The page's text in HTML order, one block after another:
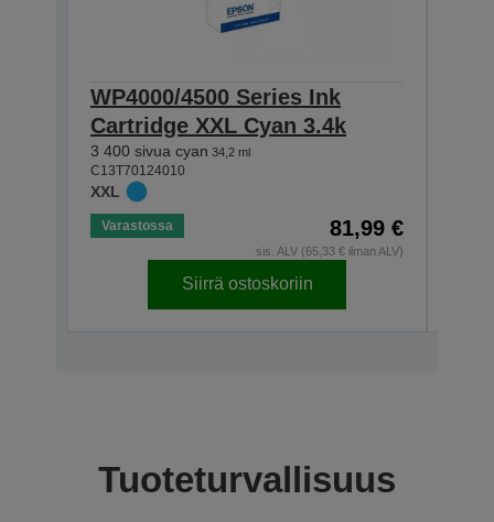
WP4000/4500 Series Ink
Cartridge XXL Cyan 3.4k
3 400 sivua cyan 34,2 ml
C13T70124010
XXL
Varastossa 81,99 €
sis. ALV (65,33 € ilman ALV)
Siirrä ostoskoriin
Tuoteturvallisuus